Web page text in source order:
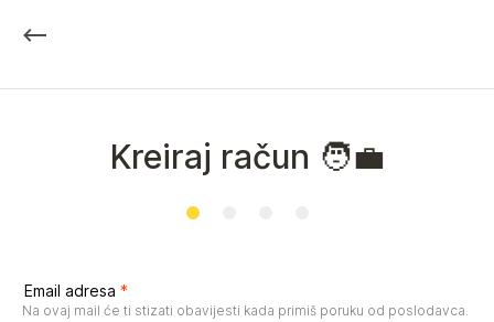
Kreiraj račun 🧑‍💼
Email adresa *
Na ovaj mail će ti stizati obavijesti kada primiš poruku od poslodavca.